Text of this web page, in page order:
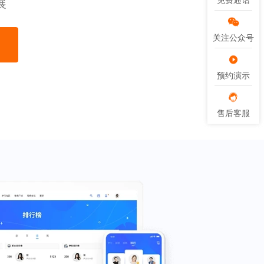
关注公众号
预约演示
售后客服
关注公众号
预约演示
售后客服